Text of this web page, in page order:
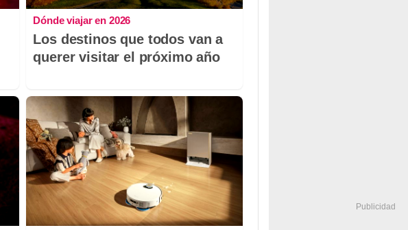
Dónde viajar en 2026
Los destinos que todos van a
querer visitar el próximo año